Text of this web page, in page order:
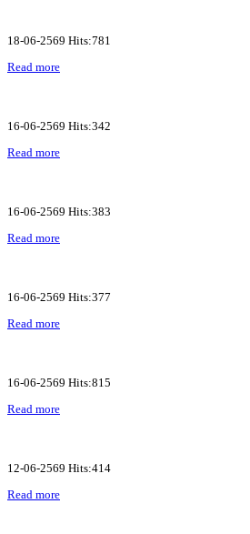
18-06-2569 Hits:781
Read more
16-06-2569 Hits:342
Read more
16-06-2569 Hits:383
Read more
16-06-2569 Hits:377
Read more
16-06-2569 Hits:815
Read more
12-06-2569 Hits:414
Read more